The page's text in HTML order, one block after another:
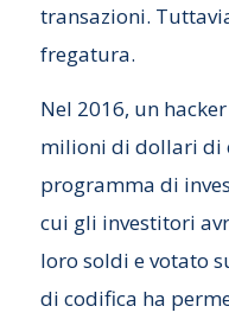
transazioni.
fregatura.
Nel 2016, un
milioni di dollari di
programma di
cui gli investitori
loro soldi e votato
di codifica ha